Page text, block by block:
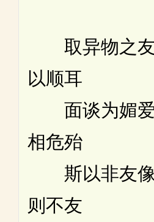
取异物之
以顺耳
面谈为媚
相危殆
斯以非友
则不友